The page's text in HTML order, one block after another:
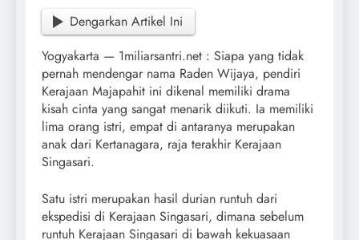
Dengarkan Artikel Ini
Yogyakarta — 1miliarsantri.net : Siapa yang tidak
pernah mendengar nama Raden Wijaya, pendiri
Kerajaan Majapahit ini dikenal memiliki drama
kisah cinta yang sangat menarik diikuti. Ia memiliki
lima orang istri, empat di antaranya merupakan
anak dari Kertanagara, raja terakhir Kerajaan
Singasari.
Satu istri merupakan hasil durian runtuh dari
ekspedisi di Kerajaan Singasari, dimana sebelum
runtuh Kerajaan Singasari di bawah kekuasaan